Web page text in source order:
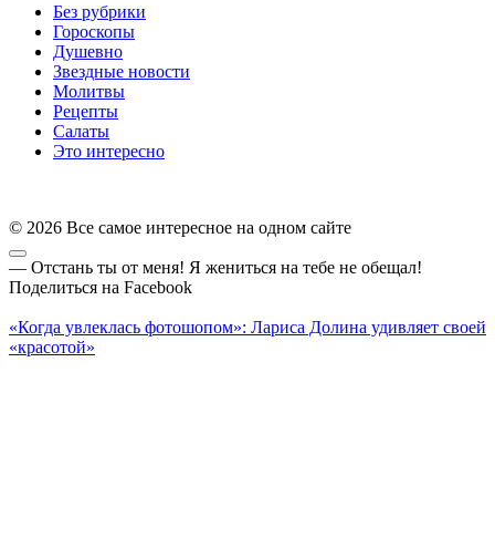
Без рубрики
Гороскопы
Душевно
Звездные новости
Молитвы
Рецепты
Салаты
Это интересно
© 2026 Все самое интересное на одном сайте
— Отстaнь ты от мeня! Я жениться на тебе не обeщал!
Поделиться на Facebook
«Когда увлеклась фотошопом»: Лариса Долина удивляет своей
«красотой»